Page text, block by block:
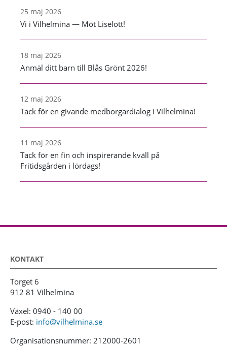
25 maj 2026
Vi i Vilhelmina — Möt Liselott!
18 maj 2026
Anmäl ditt barn till Blås Grönt 2026!
12 maj 2026
Tack för en givande medborgardialog i Vilhelmina!
11 maj 2026
Tack för en fin och inspirerande kväll på
Fritidsgården i lördags!
KONTAKT
Torget 6
912 81 Vilhelmina
Växel: 0940 - 140 00
E-post: info@vilhelmina.se
Organisationsnummer: 212000-2601